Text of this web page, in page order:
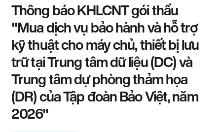
Thông báo KHLCNT gói thầu
"Mua dịch vụ bảo hành và hỗ trợ
kỹ thuật cho máy chủ, thiết bị lưu
trữ tại Trung tâm dữ liệu (DC) và
Trung tâm dự phòng thảm họa
(DR) của Tập đoàn Bảo Việt, năm
2026"